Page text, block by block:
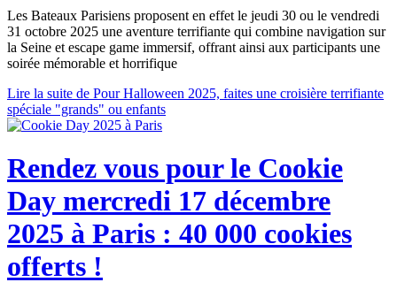
Les Bateaux Parisiens proposent en effet le jeudi 30 ou le vendredi
31 octobre 2025 une aventure terrifiante qui combine navigation sur
la Seine et escape game immersif, offrant ainsi aux participants une
soirée mémorable et horrifique
Lire la suite de Pour Halloween 2025, faites une croisière terrifiante
spéciale "grands" ou enfants
Rendez vous pour le Cookie
Day mercredi 17 décembre
2025 à Paris : 40 000 cookies
offerts !